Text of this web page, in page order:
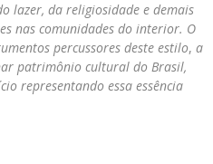
lazer, da religiosidade e demais
nas comunidades do interior. O
percussores deste estilo, a
patrimônio cultural do Brasil,
representando essa essência